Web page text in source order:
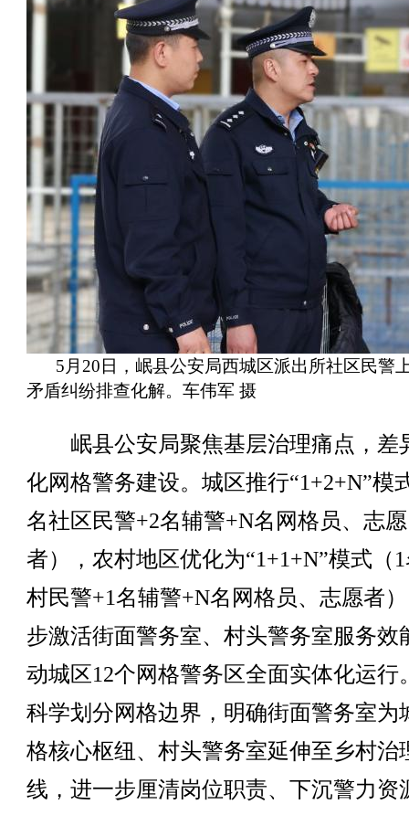
5月20日，岷县公安局西城区派出所社区民警
矛盾纠纷排查化解。车伟军 摄
岷县公安局聚焦基层治理痛点，差
化网格警务建设。城区推行“1+2+N”模
名社区民警+2名辅警+N名网格员、志愿
者），农村地区优化为“1+1+N”模式（
村民警+1名辅警+N名网格员、志愿者
步激活街面警务室、村头警务室服务效
动城区12个网格警务区全面实体化运行
科学划分网格边界，明确街面警务室为
格核心枢纽、村头警务室延伸至乡村治
线，进一步厘清岗位职责、下沉警力资